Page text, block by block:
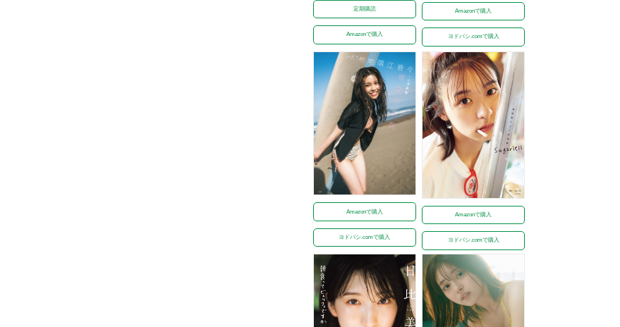
定期購読
Amazonで購入
Amazonで購入
ヨドバシ.comで購入
Amazonで購入
ヨドバシ.comで購入
Amazonで購入
ヨドバシ.comで購入